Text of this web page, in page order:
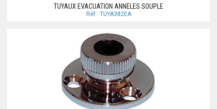
TUYAUX EVACUATION ANNELES SOUPLE
Réf.: TUYA382EA